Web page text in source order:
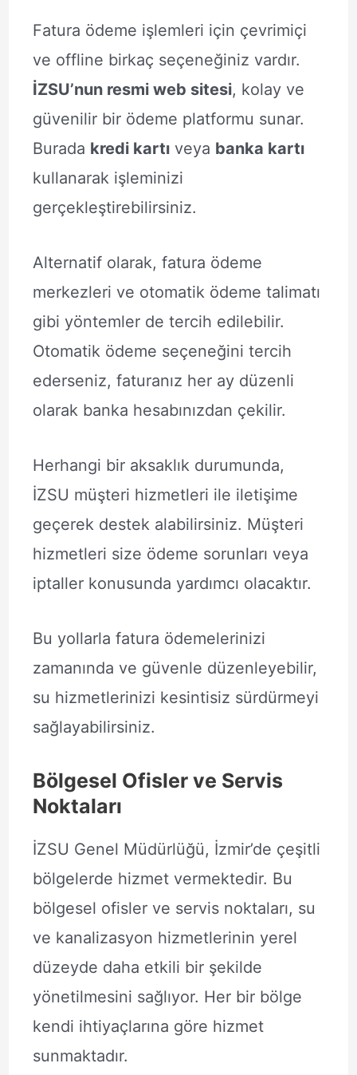
Fatura ödeme işlemleri için çevrimiçi
ve offline birkaç seçeneğiniz vardır.
İZSU’nun resmi web sitesi, kolay ve
güvenilir bir ödeme platformu sunar.
Burada kredi kartıveya banka kartı
kullanarak işleminizi
gerçekleştirebilirsiniz.
Alternatif olarak, fatura ödeme
merkezleri ve otomatik ödeme talimatı
gibi yöntemler de tercih edilebilir.
Otomatik ödeme seçeneğini tercih
ederseniz, faturanız her ay düzenli
olarak banka hesabınızdan çekilir.
Herhangi bir aksaklık durumunda,
İZSU müşteri hizmetleri ile iletişime
geçerek destek alabilirsiniz. Müşteri
hizmetleri size ödeme sorunları veya
iptaller konusunda yardımcı olacaktır.
Bu yollarla fatura ödemelerinizi
zamanında ve güvenle düzenleyebilir,
su hizmetlerinizi kesintisiz sürdürmeyi
sağlayabilirsiniz.
Bölgesel Ofisler ve Servis
Noktaları
İZSU Genel Müdürlüğü, İzmir’de çeşitli
bölgelerde hizmet vermektedir. Bu
bölgesel ofisler ve servis noktaları, su
ve kanalizasyon hizmetlerinin yerel
düzeyde daha etkili bir şekilde
yönetilmesini sağlıyor. Her bir bölge
kendi ihtiyaçlarına göre hizmet
sunmaktadır.